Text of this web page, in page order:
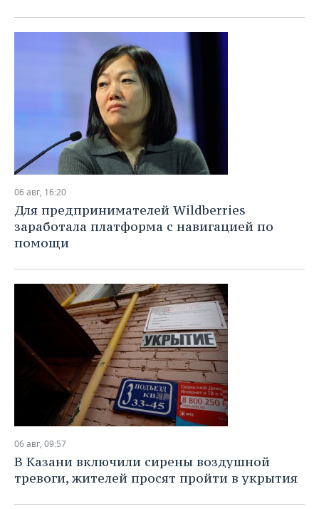
06 авг, 16:20
Для предпринимателей Wildberries
заработала платформа с навигацией по
помощи
06 авг, 09:57
В Казани включили сирены воздушной
тревоги, жителей просят пройти в укрытия